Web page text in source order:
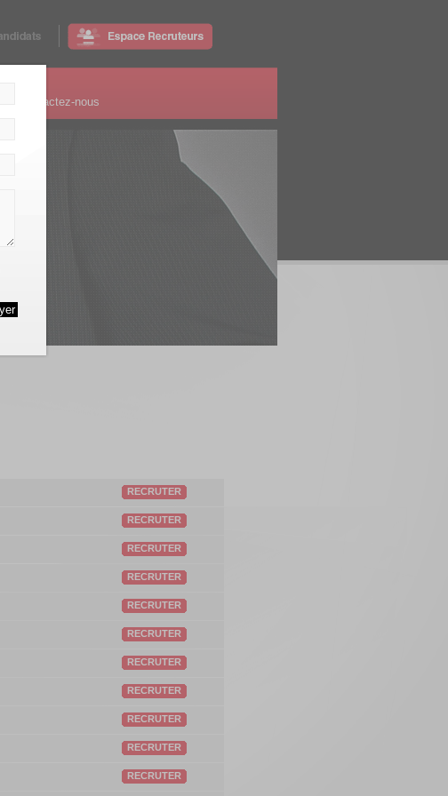
Contactez-nous
RECRUTER
RECRUTER
RECRUTER
RECRUTER
RECRUTER
RECRUTER
RECRUTER
RECRUTER
RECRUTER
RECRUTER
RECRUTER